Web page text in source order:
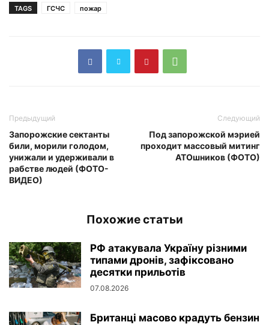
TAGS ГСЧС пожар
Предыдущий
Запорожские сектанты
били, морили голодом,
унижали и удерживали в
рабстве людей (ФОТО-
ВИДЕО)
Следующий
Под запорожской мэрией
проходит массовый митинг
АТОшников (ФОТО)
Похожие статьи
РФ атакувала Україну різними
типами дронів, зафіксовано
десятки прильотів
07.08.2026
Британці масово крадуть бензин